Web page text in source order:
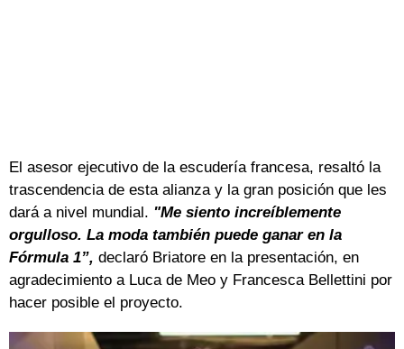
El asesor ejecutivo de la escudería francesa, resaltó la
trascendencia de esta alianza y la gran posición que les
dará a nivel mundial. "Me siento increíblemente
orgulloso. La moda también puede ganar en la
Fórmula 1”, declaró Briatore en la presentación, en
agradecimiento a Luca de Meo y Francesca Bellettini por
hacer posible el proyecto.